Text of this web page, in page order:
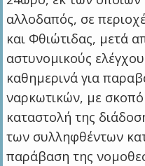
αλλοδαπός, σε
και Φθιώτιδας, μετά
αστυνομικούς
καθημερινά για
ναρκωτικών, με
καταστολή της
των συλληφθέντων
παράβαση της